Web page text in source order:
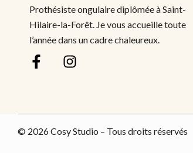
Prothésiste ongulaire diplômée à Saint-
Hilaire-la-Forêt. Je vous accueille toute
l’année dans un cadre chaleureux.
© 2026 Cosy Studio – Tous droits réservés